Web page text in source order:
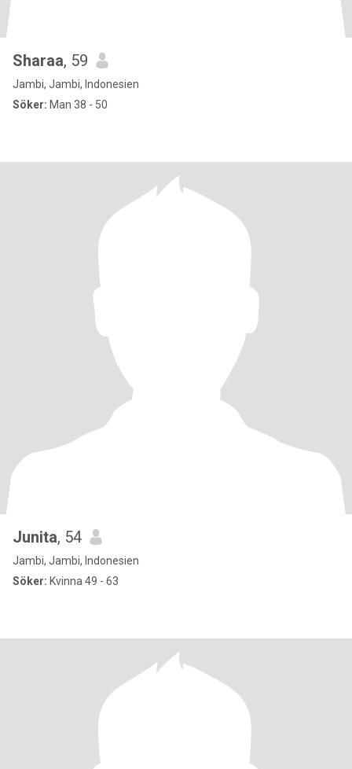
Sharaa, 59
Jambi, Jambi, Indonesien
Söker: Man 38 - 50
Junita, 54
Jambi, Jambi, Indonesien
Söker: Kvinna 49 - 63